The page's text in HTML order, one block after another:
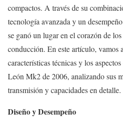
compactos. A través de su
tecnología avanzada y un
se ganó un lugar en el corazón de los
conducción. En este artículo, vamos
características técnicas y los
León Mk2 de 2006, analizando sus
transmisión y capacidades en detalle.
Diseño y Desempeño